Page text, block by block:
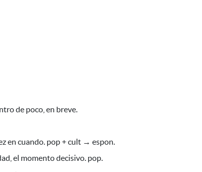
de poco, en breve.
en cuando. pop + cult → espon.
el momento decisivo. pop.